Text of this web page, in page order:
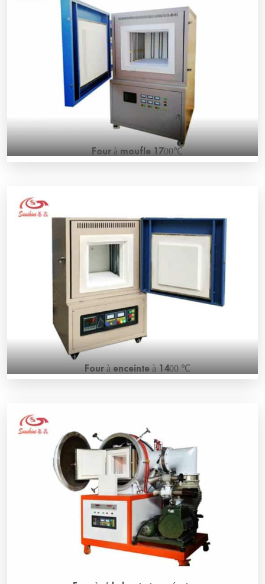
high-quality alumina fiber brick with ZrO2 liner and Super-
1900 MoSi2 heating elements which can be used up to
1800℃. Temperature is controlled by high precision SCR
(Silicon Controlled Rectifier) digital controller […]
Four à moufle 1700℃
1700℃ muffle furnace consists of high-quality alumina
fiber, SiC, and MoSi2 heating elements with a special
design. This lab furnace can be used up to 1700℃. It is an
ideal electric muffle furnace for materials annealing and
sintering in your research laboratory. Max 1700℃ muffle
Four à enceinte à 1400 ℃
temperature 1400℃ muffle furnace consists of high-
quality alumina fiber, SiC, and SiC heating elements with a
special design. This lab furnace can be used up to
1400℃. It is an ideal electric furnace for materials
annealing and sintering in your research laboratory.
1400℃ muffle furnace […]